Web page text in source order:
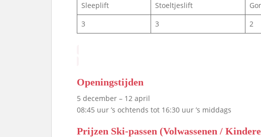
Sleeplift Stoeltjeslift
3
3 2
Openingstijden
5 december – 12 april
08:45 uur ’s ochtends tot 16:30 uur ’s middags
Prijzen Ski-passen (Volwassenen /